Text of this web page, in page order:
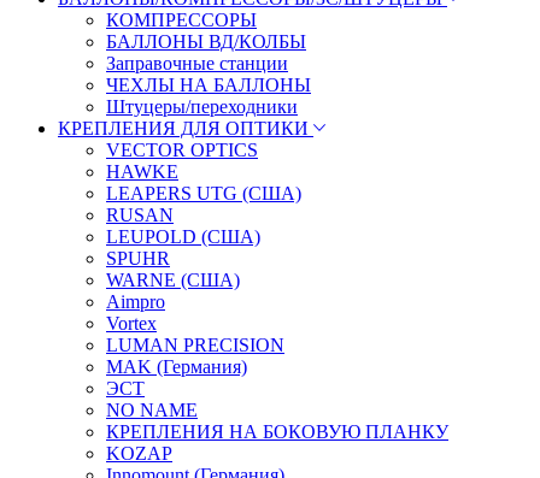
КОМПРЕССОРЫ
БАЛЛОНЫ ВД/КОЛБЫ
Заправочные станции
ЧЕХЛЫ НА БАЛЛОНЫ
Штуцеры/переходники
КРЕПЛЕНИЯ ДЛЯ ОПТИКИ
VECTOR OPTICS
HAWKE
LEAPERS UTG (США)
RUSAN
LEUPOLD (США)
SPUHR
WARNE (США)
Aimpro
Vortex
LUMAN PRECISION
MAK (Германия)
ЭСТ
NO NAME
КРЕПЛЕНИЯ НА БОКОВУЮ ПЛАНКУ
KOZAP